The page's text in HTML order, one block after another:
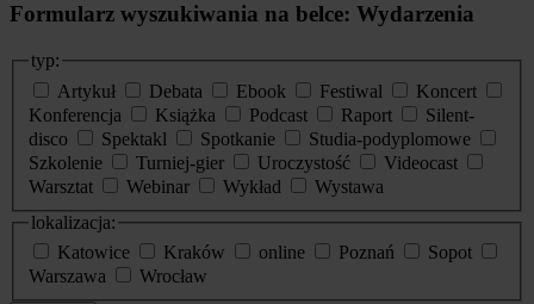
Formularz wyszukiwania na belce: Wydarzenia
typ:
Artykuł
Debata Ebook Festiwal
Koncert
Konferencja
Książka Podcast Raport
Silent-
disco
Spektakl Spotkanie
Studia-podyplomowe
Szkolenie
Turniej-gier Uroczystość
Videocast
Warsztat
Webinar Wykład
Wystawa
lokalizacja:
Katowice
Kraków online Poznań
Sopot
Warszawa
Wrocław